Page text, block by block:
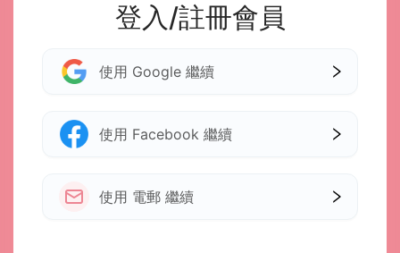
登入/註冊會員
使用 Google 繼續
使用 Facebook 繼續
使用 電郵 繼續